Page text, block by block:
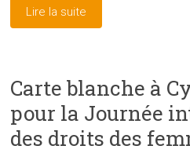
Lire la suite
Carte blanche à
pour la Journée
des droits des